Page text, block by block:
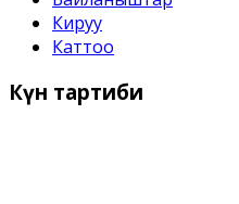
Кируу
Каттоо
Күн тартиби